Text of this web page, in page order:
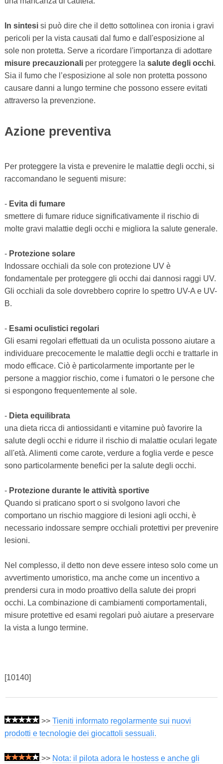
In sintesisi può dire che il detto sottolinea con ironia i gravi
pericoli per la vista causati dal fumo e dall'esposizione al
sole non protetta. Serve a ricordare l'importanza di adottare
misure precauzionaliper proteggere la salute degli occhi.
Sia il fumo che l’esposizione al sole non protetta possono
causare danni a lungo termine che possono essere evitati
attraverso la prevenzione.
Azione preventiva
Per proteggere la vista e prevenire le malattie degli occhi, si
raccomandano le seguenti misure:
- Evita di fumare
smettere di fumare riduce significativamente il rischio di
molte gravi malattie degli occhi e migliora la salute generale.
- Protezione solare
Indossare occhiali da sole con protezione UV è
fondamentale per proteggere gli occhi dai dannosi raggi UV.
Gli occhiali da sole dovrebbero coprire lo spettro UV-A e UV-
B.
- Esami oculistici regolari
Gli esami regolari effettuati da un oculista possono aiutare a
individuare precocemente le malattie degli occhi e trattarle in
modo efficace. Ciò è particolarmente importante per le
persone a maggior rischio, come i fumatori o le persone che
si espongono frequentemente al sole.
- Dieta equilibrata
una dieta ricca di antiossidanti e vitamine può favorire la
salute degli occhi e ridurre il rischio di malattie oculari legate
all'età. Alimenti come carote, verdure a foglia verde e pesce
sono particolarmente benefici per la salute degli occhi.
- Protezione durante le attività sportive
Quando si praticano sport o si svolgono lavori che
comportano un rischio maggiore di lesioni agli occhi, è
necessario indossare sempre occhiali protettivi per prevenire
lesioni.
Nel complesso, il detto non deve essere inteso solo come un
avvertimento umoristico, ma anche come un incentivo a
prendersi cura in modo proattivo della salute dei propri
occhi. La combinazione di cambiamenti comportamentali,
misure protettive ed esami regolari può aiutare a preservare
la vista a lungo termine.
[10140]
>> Tieniti informato regolarmente sui nuovi
prodotti e tecnologie dei giocattoli sessuali.
>> Nota: il pilota adora le hostess e anche gli